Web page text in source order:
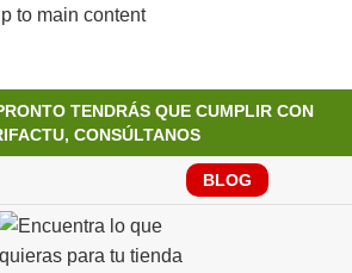
to main content
TENDRÁS QUE CUMPLIR CON
CONSÚLTANOS
BLOG